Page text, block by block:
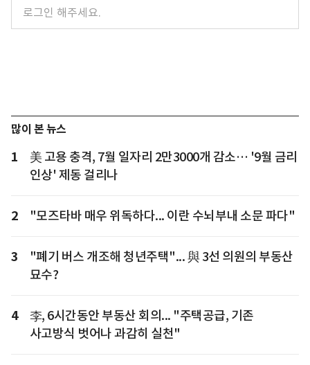
많이 본 뉴스
1
美 고용 충격, 7월 일자리 2만3000개 감소… '9월 금리
인상' 제동 걸리나
2 "모즈타바 매우 위독하다... 이란 수뇌부내 소문 파다"
3
"폐기 버스 개조해 청년주택"... 與 3선 의원의 부동산
묘수?
4
李, 6시간동안 부동산 회의... "주택공급, 기존
사고방식 벗어나 과감히 실천"